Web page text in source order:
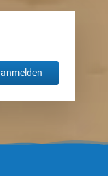
anmelden